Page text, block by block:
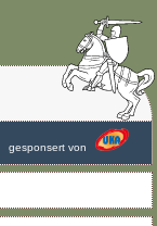
gesponsert von